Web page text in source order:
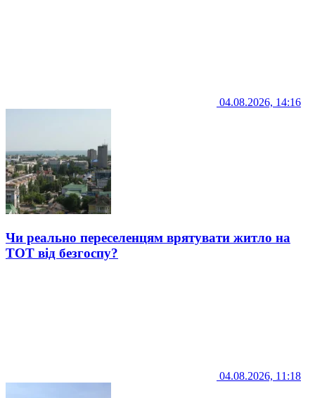
04.08.2026, 14:16
Чи реально переселенцям врятувати житло на
ТОТ від безгоспу?
04.08.2026, 11:18